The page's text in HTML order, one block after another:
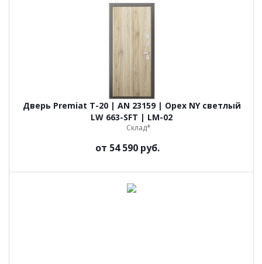
Дверь Premiat Т-20 | AN 23159 | Орех NY светлый
LW 663-SFT | LM-02
Склад*
от 54 590 руб.